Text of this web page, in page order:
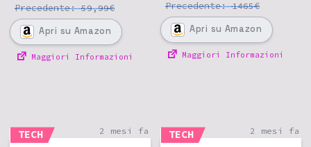
Precedente:59,99€
Apri su Amazon
Maggiori Informazioni
Precedente:1465€
Apri su Amazon
Maggiori Informazioni
TECH 2 mesi fa TECH 2 mesi fa